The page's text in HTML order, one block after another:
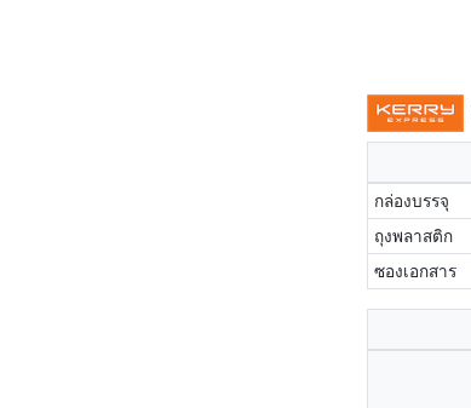
กล่องบรรจุ
ถุงพลาสติก
ซองเอกสาร